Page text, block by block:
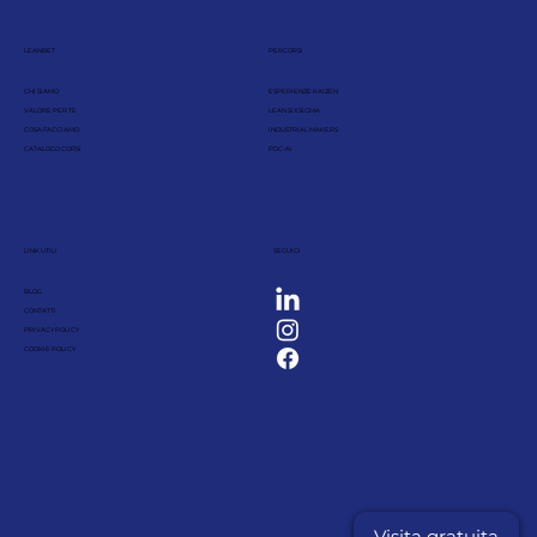
LEANBET
CHI SIAMO
VALORE PER TE
COSA FACCIAMO
CATALOGO CORSI
PERCORSI
ESPERIENZE KAIZEN
LEAN SIX SIGMA
INDUSTRIAL MAKERS
PDC-AI
LINK UTILI
BLOG
CONTATTI
PRIVACY POLICY
COOKIE POLICY
SEGUICI